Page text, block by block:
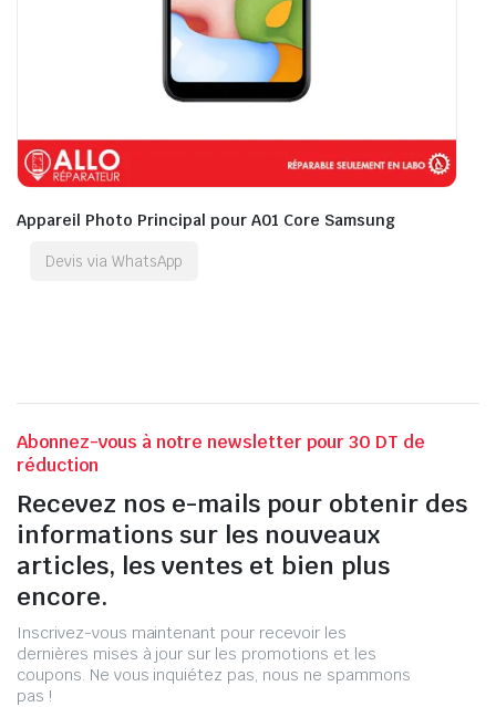
Appareil Photo Principal pour A01 Core Samsung
Devis via WhatsApp
Abonnez-vous à notre newsletter pour 30 DT de
réduction
Recevez nos e-mails pour obtenir des
informations sur les nouveaux
articles, les ventes et bien plus
encore.
Inscrivez-vous maintenant pour recevoir les
dernières mises à jour sur les promotions et les
coupons. Ne vous inquiétez pas, nous ne spammons
pas !